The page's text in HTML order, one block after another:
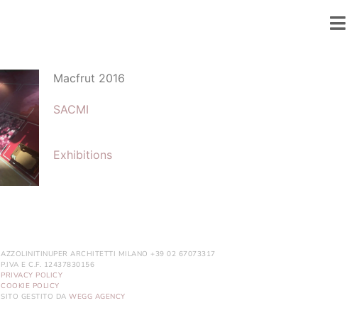
Macfrut 2016
SACMI
Exhibitions
AZZOLINITINUPER ARCHITETTI MILANO +39 02 67073317
P.IVA E C.F. 12437830156
PRIVACY POLICY
COOKIE POLICY
SITO GESTITO DAWEGG AGENCY